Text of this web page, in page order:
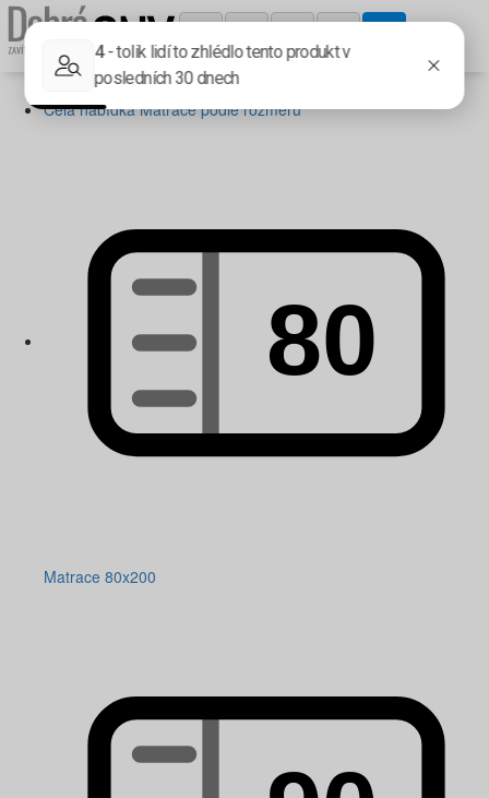
Matrace podle rozměru
Celá nabídka Matrace podle rozměru
Matrace 80x200